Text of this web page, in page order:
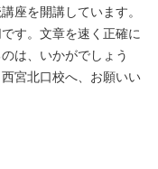
座を開講しています。
す。文章を速く正確に
は、いかがでしょう
宮北口校へ、お願いい